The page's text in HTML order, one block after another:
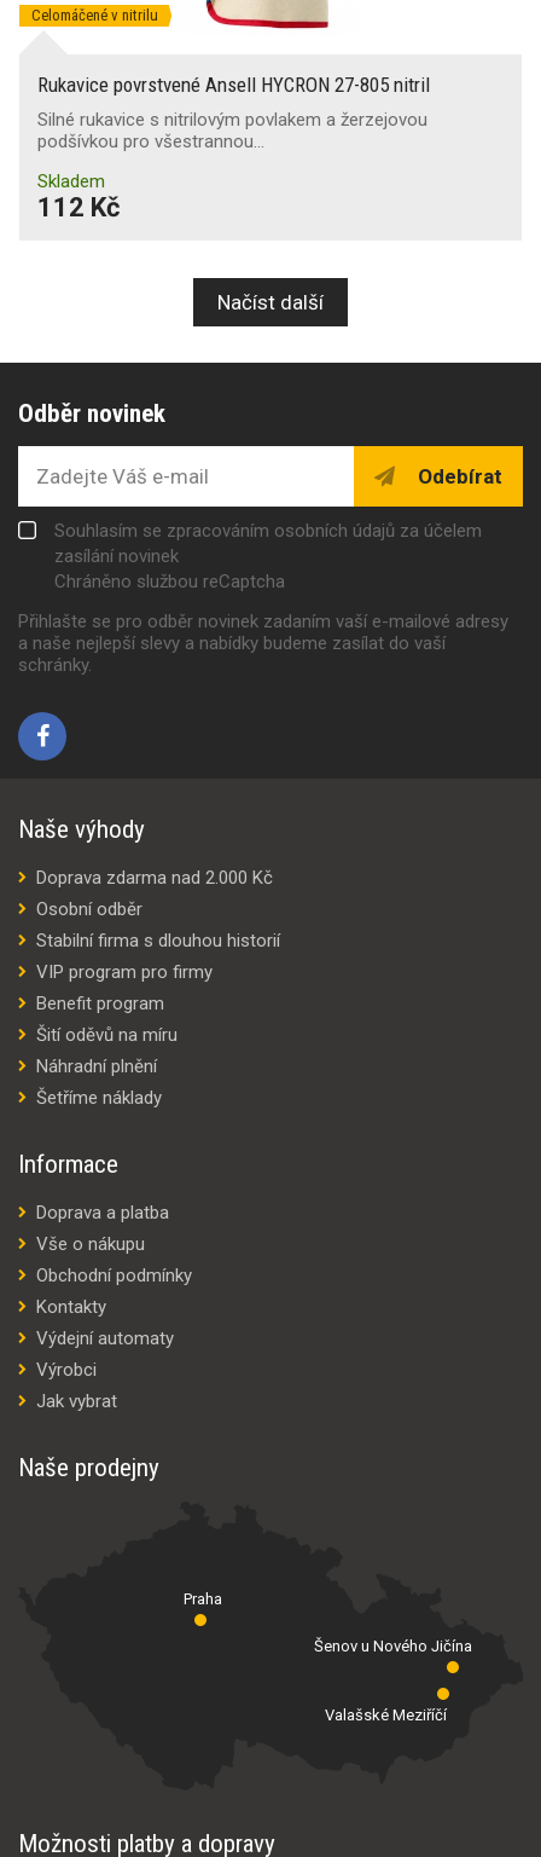
Celomáčené v nitrilu
Rukavice povrstvené Ansell HYCRON 27-805 nitril
Silné rukavice s nitrilovým povlakem a žerzejovou
podšívkou pro všestrannou…
Skladem
112 Kč
Načíst další
Odběr novinek
Odebírat
Souhlasím se zpracováním osobních údajů za účelem
zasílání novinek
Chráněno službou reCaptcha
Přihlašte se pro odběr novinek zadaním vaší e-mailové adresy
a naše nejlepší slevy a nabídky budeme zasílat do vaší
schránky.
Naše výhody
Doprava zdarma nad 2.000 Kč
Osobní odběr
Stabilní firma s dlouhou historií
VIP program pro firmy
Benefit program
Šití oděvů na míru
Náhradní plnění
Šetříme náklady
Informace
Doprava a platba
Vše o nákupu
Obchodní podmínky
Kontakty
Výdejní automaty
Výrobci
Jak vybrat
Naše prodejny
Praha
Valašské Meziříčí
Šenov u Nového Jičína
Možnosti platby a dopravy